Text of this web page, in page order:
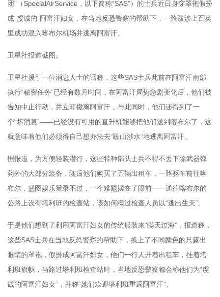
团”（SpecialAirService，以下简称“SAS”）的士兵近日身穿罩袍假扮
成“虔诚的”阿富汗妇女，在当地反恐警察的帮助下，一路跋涉上百英
里成功混入喀布尔机场并逃离阿富汗。
卫星社报道截图。
卫星社援引一位消息人士的话称，这些SAS士兵此前在阿富汗南部
执行“秘密任务”已经有数月时间，在阿富汗局势急剧变化后，他们被
告知中止行动，并立即撤离阿富汗，与此同时，他们还得到了一
个“坏消息”——已经没有可用的直升机能够把他们送到喀布尔了，这
就意味着他们必须得自己想办法去“跋山涉水”地逃离阿富汗。
据报道，为方便轻装潜行，这些特种部队士兵不得不丢下除武器弹
药外的大部分装备，随后他们购买了五辆出租车，一路驱车前往喀
布尔，盛图娱乐登录不过，一个难题摆在了眼前——通往喀布尔的
公路上设有塔利班的检查站，该如何瞒过检查人员以“逃出生天”。
于是他们想到了利用阿富汗妇女的传统服装来“瞒天过海”，报道称，
这些SAS士兵在当地反恐警察的帮助下，换上了不同颜色的只露出
眼睛的罩袍，假扮成阿富汗妇女，他们一行人开着出租车，挂着塔
利班旗帜，当路过塔利班检查站时，当地反恐警察都会称他们为“虔
诚的阿富汗妇女”，并称“她们欢迎塔利班重返阿富汗”。